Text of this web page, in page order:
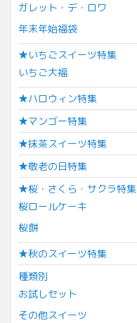
ガレット・デ・ロワ
年末年始福袋
★いちごスイーツ特集
いちご大福
★ハロウィン特集
★マンゴー特集
★抹茶スイーツ特集
★敬老の日特集
★桜・さくら・サクラ特集
桜ロールケーキ
桜餅
★秋のスイーツ特集
種類別
お試しセット
その他スイーツ